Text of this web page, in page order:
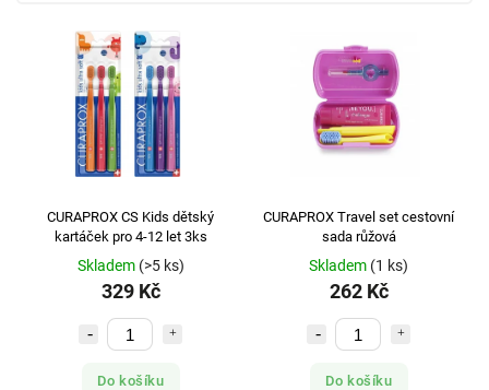
CURAPROX CS Kids dětský
kartáček pro 4-12 let 3ks
Skladem (>5 ks)
329 Kč
Do košíku
CURAPROX Travel set cestovní
sada růžová
Skladem (1 ks)
262 Kč
Do košíku